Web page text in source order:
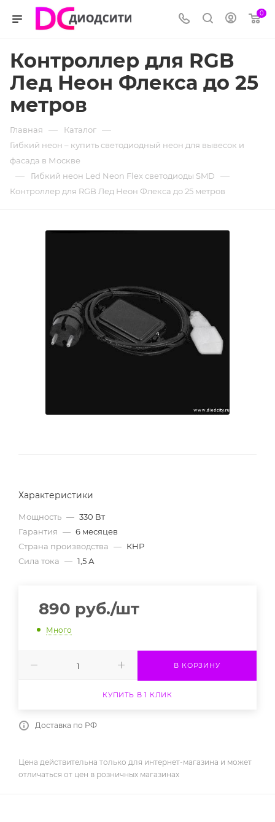
0
Контроллер для RGB
Лед Неон Флекса до 25
метров
Главная — Каталог —
Гибкий неон – купить светодиодный неон для вывесок и
фасада в Москве
— Гибкий неон Led Neon Flex светодиоды SMD —
Контроллер для RGB Лед Неон Флекса до 25 метров
Характеристики
Мощность — 330 Вт
Гарантия — 6 месяцев
Страна производства — КНР
Cила тока — 1,5 А
890 руб./шт
Много
В КОРЗИНУ
КУПИТЬ В 1 КЛИК
Доставка по РФ
Цена действительна только для интернет-магазина и может
отличаться от цен в розничных магазинах